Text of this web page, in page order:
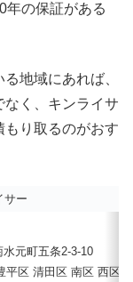
年の保証がある
地域にあれば、
く、キンライサ
もり取るのがおす
サー
元町五条2-3-10
平区 清田区 南区 西区